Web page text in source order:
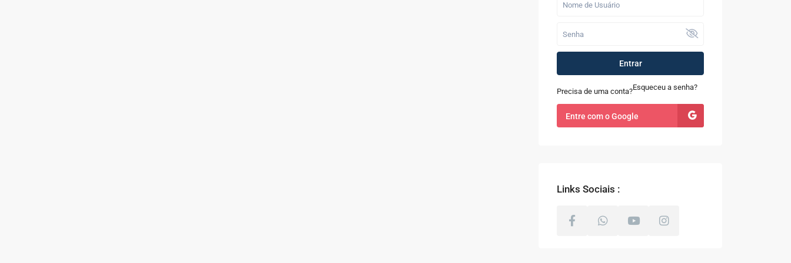
Entrar
Precisa de uma conta?Esqueceu a senha?
Entre com o Google
Links Sociais :
Casa à Venda no
Sapê